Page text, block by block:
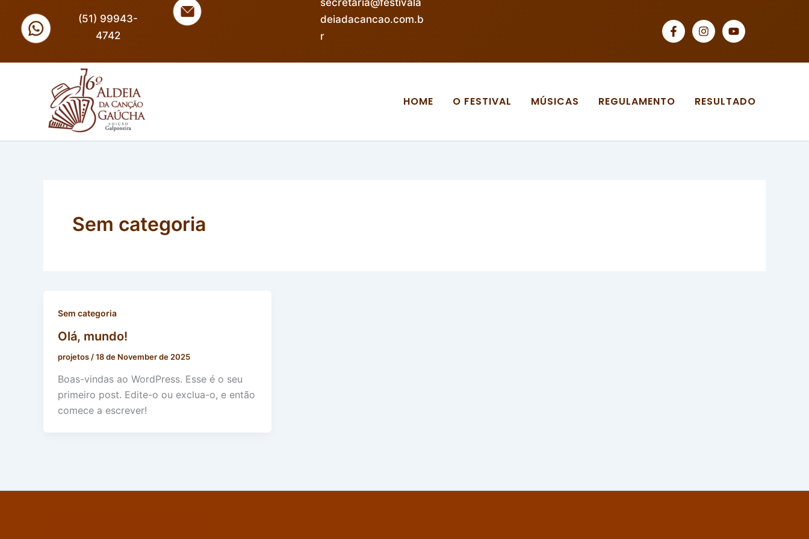
content
(51) 99943-
4742
secretaria@festivala
deiadacancao.com.b
r
HOME O FESTIVAL MÚSICAS REGULAMENTO RESULTADO
Sem categoria
Sem categoria
Olá, mundo!
projetos /18 de November de 2025
Boas-vindas ao WordPress. Esse é o seu
primeiro post. Edite-o ou exclua-o, e então
comece a escrever!